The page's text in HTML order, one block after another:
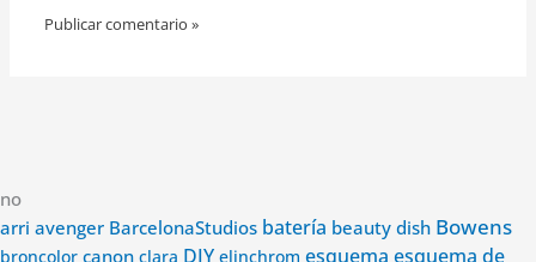
no
arri avenger BarcelonaStudios batería beauty dish Bowens
broncolor canon clara DIY elinchrom esquema esquema de